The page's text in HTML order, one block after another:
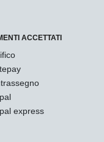
ACCETTATI
express